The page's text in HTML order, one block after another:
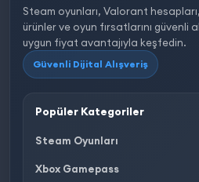
Steam oyunları, Valorant
ürünler ve oyun fırsatlarını güvenli
uygun fiyat avantajıyla keşfedin.
Güvenli Dijital Alışveriş
Popüler Kategoriler
Steam Oyunları
Xbox Gamepass